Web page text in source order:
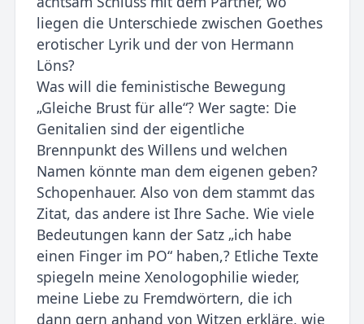
liegen die Unterschiede zwischen Goethes
erotischer Lyrik und der von Hermann
Löns?
Was will die feministische Bewegung
„Gleiche Brust für alle“? Wer sagte: Die
Genitalien sind der eigentliche
Brennpunkt des Willens und welchen
Namen könnte man dem eigenen geben?
Schopenhauer. Also von dem stammt das
Zitat, das andere ist Ihre Sache. Wie viele
Bedeutungen kann der Satz „ich habe
einen Finger im PO“ haben,? Etliche Texte
spiegeln meine Xenologophilie wieder,
meine Liebe zu Fremdwörtern, die ich
dann gern anhand von Witzen erkläre, wie